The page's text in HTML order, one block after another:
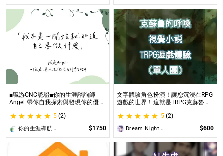
■職游CNC認證■你的生涯諮詢師
Angel 帶你自我探索與發現你的優勢
生涯諮詢師 Angel 為你服務😊
5 (2)
你的生涯導航諮詢師Angel $1750
文字體驗角色扮演！讓您沉浸在RPG
遊戲的世界！這就是TRPG克蘇魯的
驗桌上型角色扮演遊戲（TRPG）的
玩家所開設的體驗項目。
5 (2)
Dream Night Butterfly $600